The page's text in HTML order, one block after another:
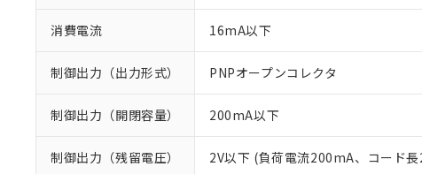
消費電流 16mA以下
制御出力（出力形式） PNPオープンコレクタ
制御出力（開閉容量） 200mA以下
制御出力（残留電圧） 2V以下 (負荷電流200mA、コード